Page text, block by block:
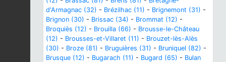
d'Armagnac (32) - Brézilhac (11) - Brignemont (31) -
Brignon (30) - Brissac (34) - Brommat (12) -
Broquiès (12) - Brouilla (66) - Brousse-le-Château
(12) - Brousses-et-Villaret (11) - Brouzet-lès-Alès
(30) - Broze (81) - Bruguières (31) - Bruniquel (82) -
Brusque (12) - Bugarach (11) - Bugard (65) - Bulan